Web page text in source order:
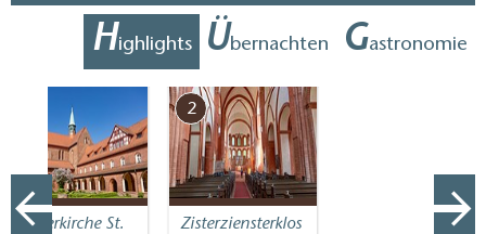
Highlights Übernachten Gastronomie
Klosterkirche St.
2
Zisterziensterklos